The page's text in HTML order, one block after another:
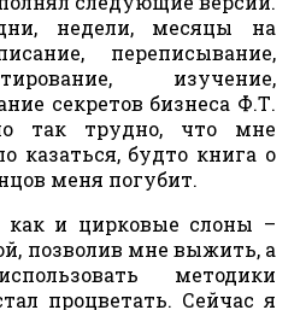
недели, месяцы на
переписывание,
изучение,
секретов бизнеса Ф.Т.
так трудно, что мне
казаться, будто книга о
меня погубит.
как и цирковые слоны –
позволив мне выжить, а
методики
процветать. Сейчас я